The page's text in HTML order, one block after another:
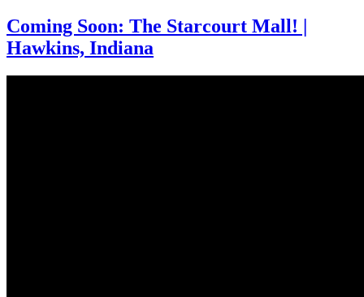
Coming Soon: The Starcourt Mall! |
Hawkins, Indiana